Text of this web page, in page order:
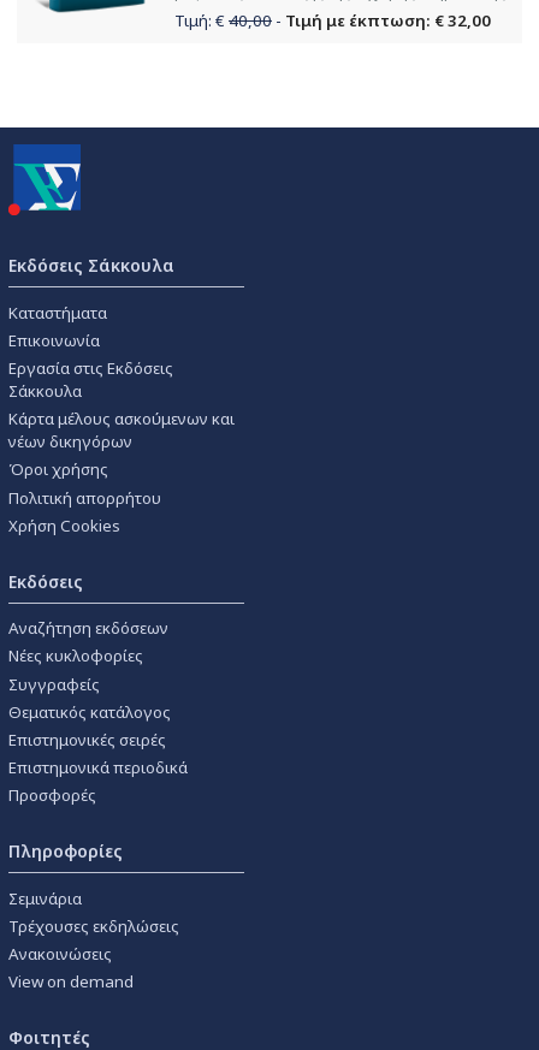
Τιμή: € 40,00 - Τιμή με έκπτωση: € 32,00
Εκδόσεις Σάκκουλα
Καταστήματα
Επικοινωνία
Εργασία στις Εκδόσεις
Σάκκουλα
Κάρτα μέλους ασκούμενων και
νέων δικηγόρων
Όροι χρήσης
Πολιτική απορρήτου
Χρήση Cookies
Εκδόσεις
Αναζήτηση εκδόσεων
Νέες κυκλοφορίες
Συγγραφείς
Θεματικός κατάλογος
Επιστημονικές σειρές
Επιστημονικά περιοδικά
Προσφορές
Πληροφορίες
Σεμινάρια
Τρέχουσες εκδηλώσεις
Ανακοινώσεις
View on demand
Φοιτητές